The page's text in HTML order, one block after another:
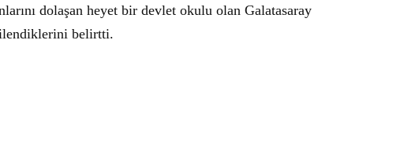
dolaşan heyet bir devlet okulu olan Galatasaray
belirtti.